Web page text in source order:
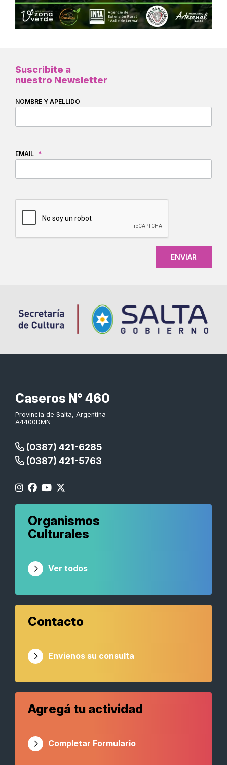
Suscribite a
nuestro Newsletter
NOMBRE Y APELLIDO
EMAIL *
CAPTCHA
Caseros N° 460
Provincia de Salta, Argentina
A4400DMN
(0387) 421-6285
(0387) 421-5763
Organismos
Culturales
Ver todos
Contacto
Envienos su consulta
Agregá tu actividad
Completar Formulario